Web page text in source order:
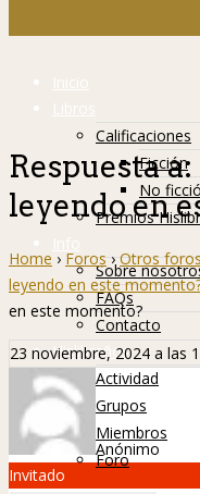
Inicio
Libros
Calificaciones
Ficción
No
Premios
Info
Sobre
FAQs
Contacto
Hislibreños
Actividad
Grupos
Miembros
Foro
Respuesta
leyendo en
Home › Foros › Otros foros
leyendo en este
en este momento?
23 noviembre, 2024 a las
Anónimo
Invitado